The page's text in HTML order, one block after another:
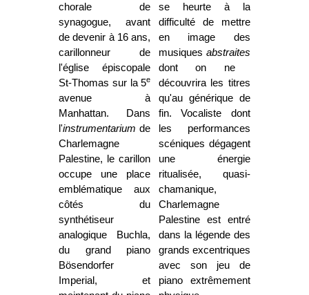
chorale de
synagogue, avant
de devenir à 16 ans,
carillonneur de
l'église épiscopale
St-Thomas sur la 5e
avenue à
Manhattan. Dans
l'instrumentarium de
Charlemagne
Palestine, le carillon
occupe une place
emblématique aux
côtés du
synthétiseur
analogique Buchla,
du grand piano
Bösendorfer
Imperial, et
se heurte à la
difficulté de mettre
en image des
musiques abstraites
dont on ne
découvrira les titres
qu'au générique de
fin. Vocaliste dont
les performances
scéniques dégagent
une énergie
ritualisée, quasi-
chamanique,
Charlemagne
Palestine est entré
dans la légende des
grands excentriques
avec son jeu de
piano extrêmement